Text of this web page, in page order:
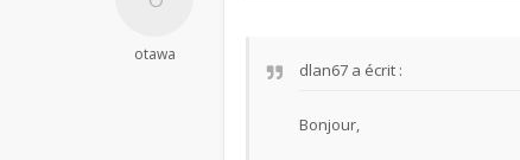
otawa
dlan67 a écrit :
Bonjour,